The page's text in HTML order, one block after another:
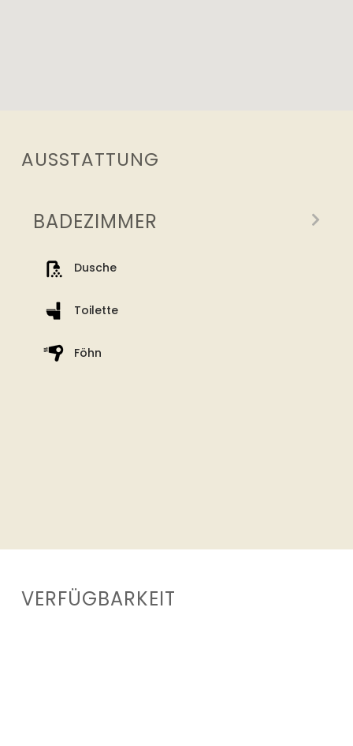
AUSSTATTUNG
BADEZIMMER
Dusche
Toilette
Föhn
VERFÜGBARKEIT